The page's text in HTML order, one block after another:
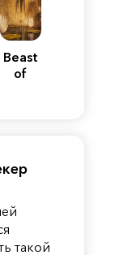
Beast
of
такой